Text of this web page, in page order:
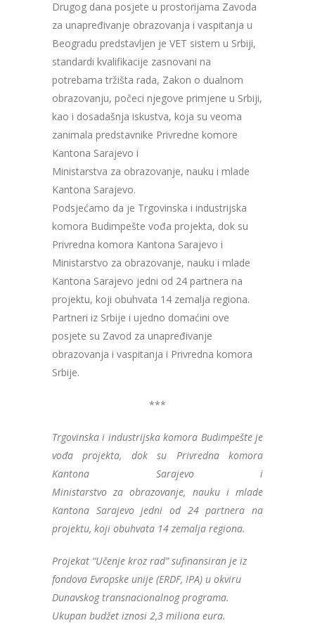
Drugog dana posjete u prostorijama Zavoda
za unapređivanje obrazovanja i vaspitanja u
Beogradu predstavljen je VET sistem u Srbiji,
standardi kvalifikacije zasnovani na
potrebama tržišta rada, Zakon o dualnom
obrazovanju, počeci njegove primjene u Srbiji,
kao i dosadašnja iskustva, koja su veoma
zanimala predstavnike Privredne komore
Kantona Sarajevo i
Ministarstva za obrazovanje, nauku i mlade
Kantona Sarajevo.
Podsjećamo da je Trgovinska i industrijska
komora Budimpešte vođa projekta, dok su
Privredna komora Kantona Sarajevo i
Ministarstvo za obrazovanje, nauku i mlade
Kantona Sarajevo jedni od 24 partnera na
projektu, koji obuhvata 14 zemalja regiona.
Partneri iz Srbije i ujedno domaćini ove
posjete su Zavod za unapređivanje
obrazovanja i vaspitanja i Privredna komora
Srbije.
***
Trgovinska i industrijska komora Budimpešte je
vođa projekta, dok su Privredna komora
Kantona Sarajevo i
Ministarstvo za obrazovanje, nauku i mlade
Kantona Sarajevo jedni od 24 partnera na
projektu, koji obuhvata 14 zemalja regiona.
Projekat “Učenje kroz rad” sufinansiran je iz
fondova Evropske unije (ERDF, IPA) u okviru
Dunavskog transnacionalnog programa.
Ukupan budžet iznosi 2,3 miliona eura.